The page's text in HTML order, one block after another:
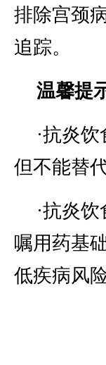
排除宫颈
追踪。
温馨提
·抗炎
但不能替
·抗炎
嘱用药基
低疾病风险